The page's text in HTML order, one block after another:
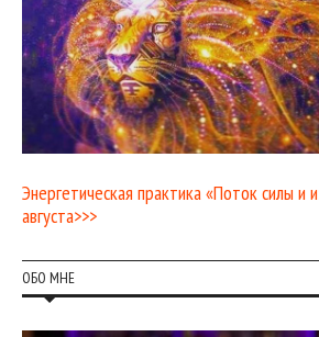
Энергетическая практика «Поток силы и
августа>>>
ОБО МНЕ